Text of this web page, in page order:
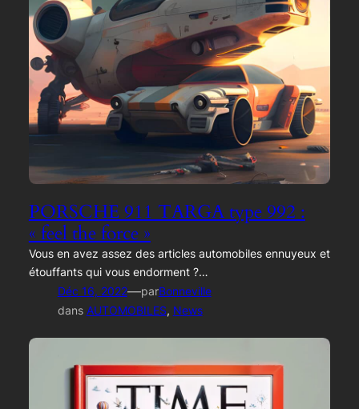
PORSCHE 911 TARGA type 992 :
« feel the force »
Vous en avez assez des articles automobiles ennuyeux et
étouffants qui vous endorment ?…
Déc 16, 2022—parBonneville
dans AUTOMOBILES, News